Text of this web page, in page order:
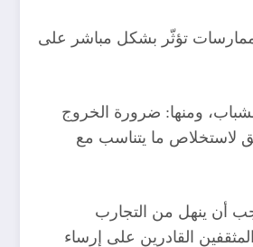
تؤثّر بشكل مباشر على
ومنها: ضرورة الخروج
لاستخلاص ما يتناسب مع
يجب أن ينهل من التجارب
القادرين على إرساء